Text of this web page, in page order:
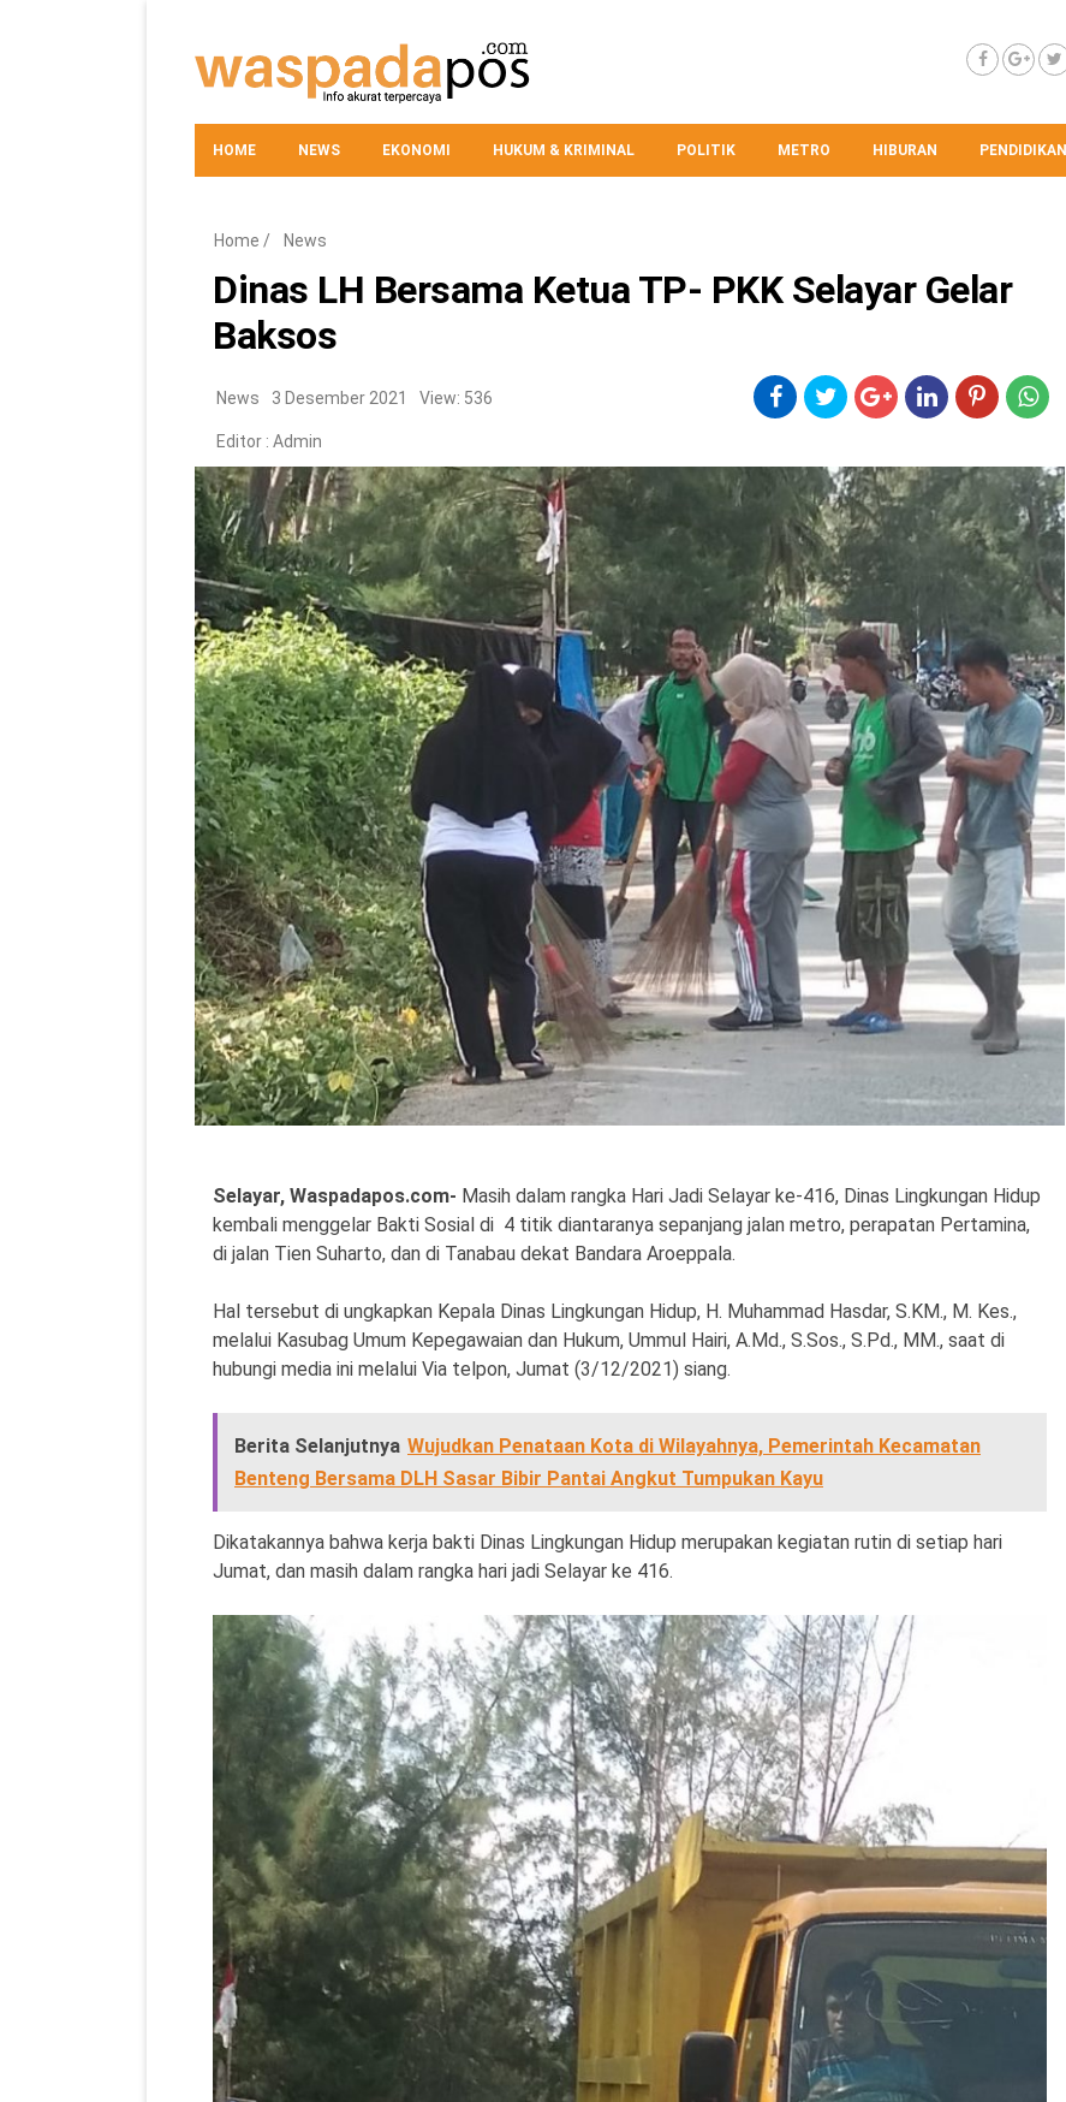
HOME NEWS EKONOMI HUKUM & KRIMINAL POLITIK METRO HIBURAN PENDIDIKAN
Home / News
Dinas LH Bersama Ketua TP- PKK Selayar Gelar
Baksos
News 3 Desember 2021 View: 536
Editor : Admin
Selayar, Waspadapos.com- Masih dalam rangka Hari Jadi Selayar ke-416, Dinas Lingkungan Hidup
kembali menggelar Bakti Sosial di 4 titik diantaranya sepanjang jalan metro, perapatan Pertamina,
di jalan Tien Suharto, dan di Tanabau dekat Bandara Aroeppala.
Hal tersebut di ungkapkan Kepala Dinas Lingkungan Hidup, H. Muhammad Hasdar, S.KM., M. Kes.,
melalui Kasubag Umum Kepegawaian dan Hukum, Ummul Hairi, A.Md., S.Sos., S.Pd., MM., saat di
hubungi media ini melalui Via telpon, Jumat (3/12/2021) siang.
Berita Selanjutnya Wujudkan Penataan Kota di Wilayahnya, Pemerintah Kecamatan
Benteng Bersama DLH Sasar Bibir Pantai Angkut Tumpukan Kayu
Dikatakannya bahwa kerja bakti Dinas Lingkungan Hidup merupakan kegiatan rutin di setiap hari
Jumat, dan masih dalam rangka hari jadi Selayar ke 416.